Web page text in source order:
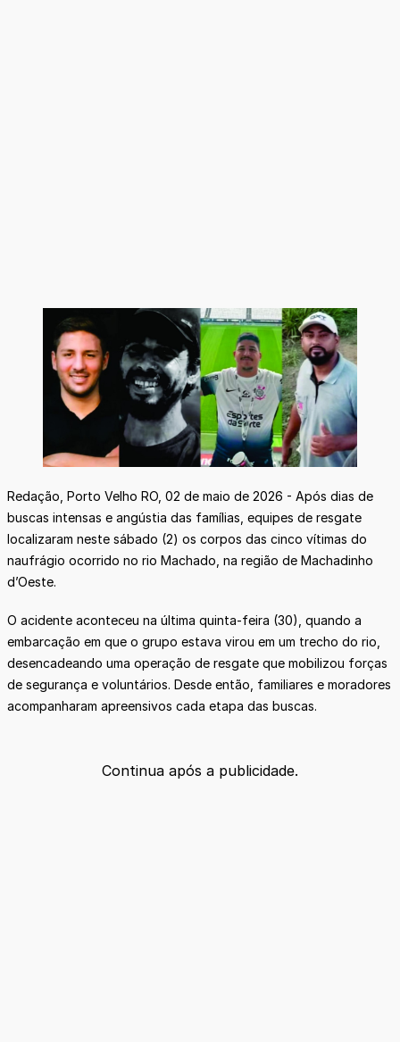
Redação, Porto Velho RO, 02 de maio de 2026 - Após dias de
buscas intensas e angústia das famílias, equipes de resgate
localizaram neste sábado (2) os corpos das cinco vítimas do
naufrágio ocorrido no rio Machado, na região de Machadinho
d’Oeste.
O acidente aconteceu na última quinta-feira (30), quando a
embarcação em que o grupo estava virou em um trecho do rio,
desencadeando uma operação de resgate que mobilizou forças
de segurança e voluntários. Desde então, familiares e moradores
acompanharam apreensivos cada etapa das buscas.
Continua após a publicidade.